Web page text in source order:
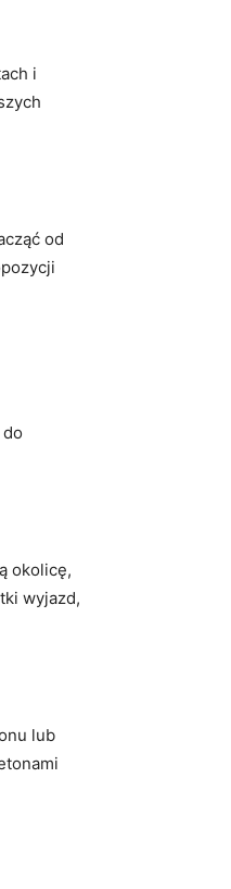
i
od
okolicę,
wyjazd,
lub